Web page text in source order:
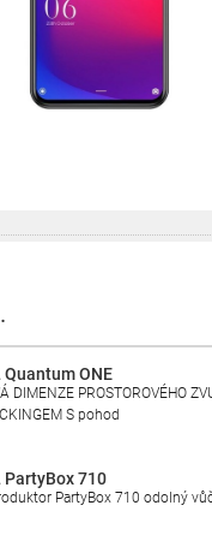
Quantum ONE
DIMENZE PROSTOROVÉHO
S pohod
PartyBox 710
PartyBox 710 odolný